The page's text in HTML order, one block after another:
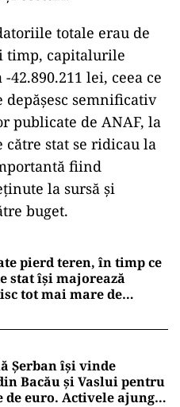
totale erau de
timp, capitalurile
lei, ceea ce
semnificativ
publicate de ANAF, la
stat se ridicau la
fiind
la sursă și
buget.
pierd teren, în timp ce
stat își majorează
tot mai mare de
Șerban își vinde
Bacău și Vaslui pentru
de euro. Activele ajung